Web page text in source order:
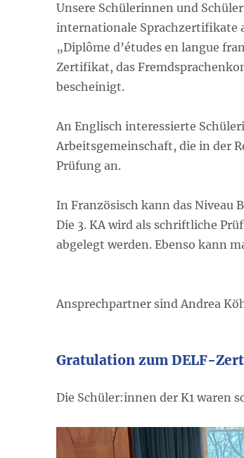
Unsere Schülerinnen und
internationale Sprachzertifikate
„Diplôme d’études en langue
Zertifikat, das
bescheinigt.
An Englisch interessierte
Arbeitsgemeinschaft, die in der
Prüfung an.
In Französisch kann das Niveau
Die 3. KA wird als schriftliche
abgelegt werden.Ebenso kann
Ansprechpartner sind Andrea
Gratulation zum DELF-
Die Schüler:innen der K1 waren